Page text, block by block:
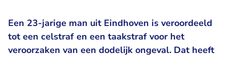
Een 23-jarige man uit Eindhoven is veroordeeld
tot een celstraf en een taakstraf voor het
veroorzaken van een dodelijk ongeval. Dat heeft